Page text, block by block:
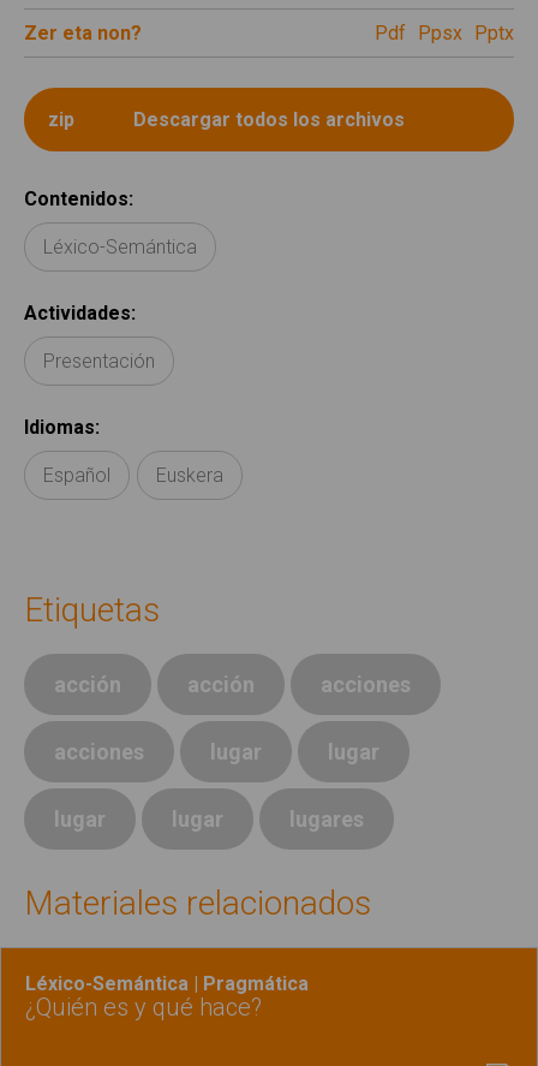
Zer eta non? pdf ppsx pptx
Contenidos:
Léxico-Semántica
Actividades:
Presentación
Idiomas:
Español Euskera
Etiquetas
acción acción acciones
acciones lugar lugar
lugar lugar lugares
Materiales relacionados
Léxico-Semántica | Pragmática
¿Quién es y qué hace?